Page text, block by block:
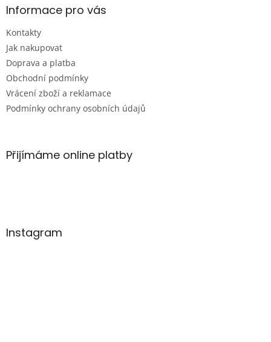
aInformace pro vás
Kontakty
Jak nakupovat
Doprava a platba
Obchodní podmínky
Vrácení zboží a reklamace
Podmínky ochrany osobních údajů
Přijímáme online platby
Instagram